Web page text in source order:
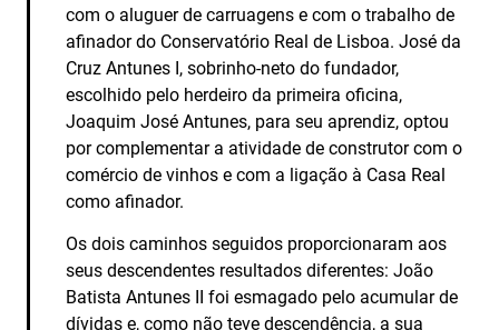
com o aluguer de carruagens e com o trabalho de
afinador do Conservatório Real de Lisboa. José da
Cruz Antunes I, sobrinho-neto do fundador,
escolhido pelo herdeiro da primeira oficina,
Joaquim José Antunes, para seu aprendiz, optou
por complementar a atividade de construtor com o
comércio de vinhos e com a ligação à Casa Real
como afinador.
Os dois caminhos seguidos proporcionaram aos
seus descendentes resultados diferentes: João
Batista Antunes II foi esmagado pelo acumular de
dívidas e, como não teve descendência, a sua